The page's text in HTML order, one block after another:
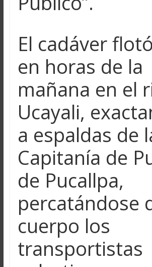
El cadáver
en horas de la
mañana en el
Ucayali,
a espaldas de
Capitanía de
de Pucallpa,
percatándose
cuerpo los
transportistas